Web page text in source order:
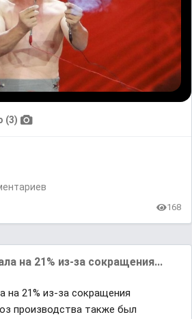
(3)
168
на 21% из-за сокращения...
на 21% из-за сокращения
производства также был